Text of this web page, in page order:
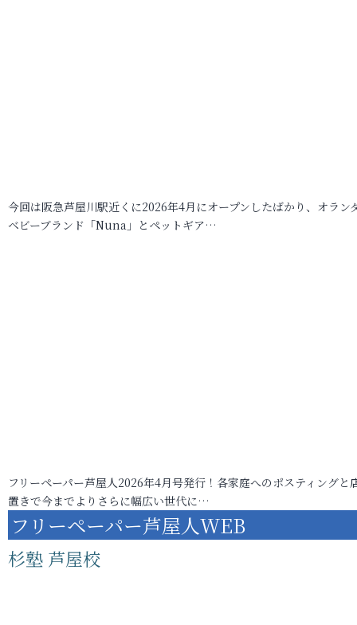
今回は阪急芦屋川駅近くに2026年4月にオープンしたばかり、オラン
ベビーブランド「Nuna」とペットギア…
フリーペーパー芦屋人2026年4月号発行！各家庭へのポスティングと
置きで今までよりさらに幅広い世代に…
フリーペーパー芦屋人WEB
杉塾 芦屋校